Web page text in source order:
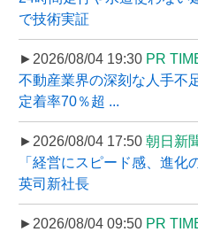
で技術実証
►2026/08/04 19:30 PR
不動産業界の深刻な人手不
定着率70％超 ...
►2026/08/04 17:50 朝日新
「経営にスピード感、進
英司新社長
►2026/08/04 09:50 PR